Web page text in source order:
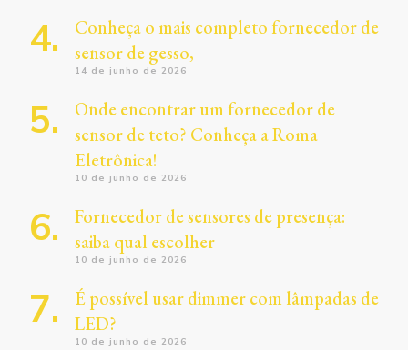
Conheça o mais completo fornecedor de
sensor de gesso,
14 de junho de 2026
Onde encontrar um fornecedor de
sensor de teto? Conheça a Roma
Eletrônica!
10 de junho de 2026
Fornecedor de sensores de presença:
saiba qual escolher
10 de junho de 2026
É possível usar dimmer com lâmpadas de
LED?
10 de junho de 2026